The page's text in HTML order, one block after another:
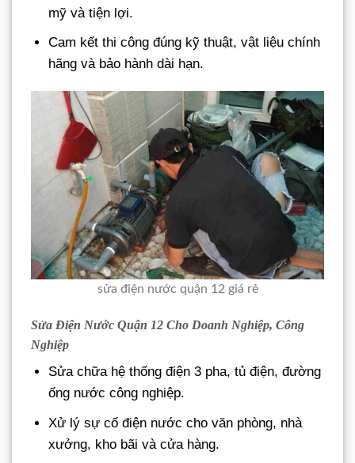
mỹ và tiện lợi.
Cam kết thi công đúng kỹ thuật, vật liệu chính
hãng và bảo hành dài hạn.
sửa điện nước quận 12 giá rẻ
Sửa Điện Nước Quận 12 Cho Doanh Nghiệp, Công
Nghiệp
Sửa chữa hệ thống điện 3 pha, tủ điện, đường
ống nước công nghiệp.
Xử lý sự cố điện nước cho văn phòng, nhà
xưởng, kho bãi và cửa hàng.